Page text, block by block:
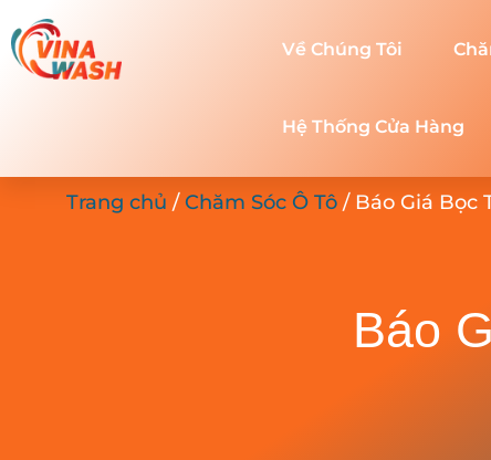
Về Chúng Tôi
Hệ Thống Cửa Hàng
Trang chủ /Chăm Sóc Ô Tô / Báo Giá Bọc
Báo